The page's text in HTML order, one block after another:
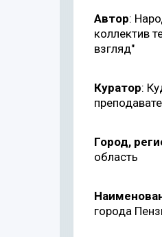
Автор:
коллектив
взгляд"
Куратор:
Город,
область
города